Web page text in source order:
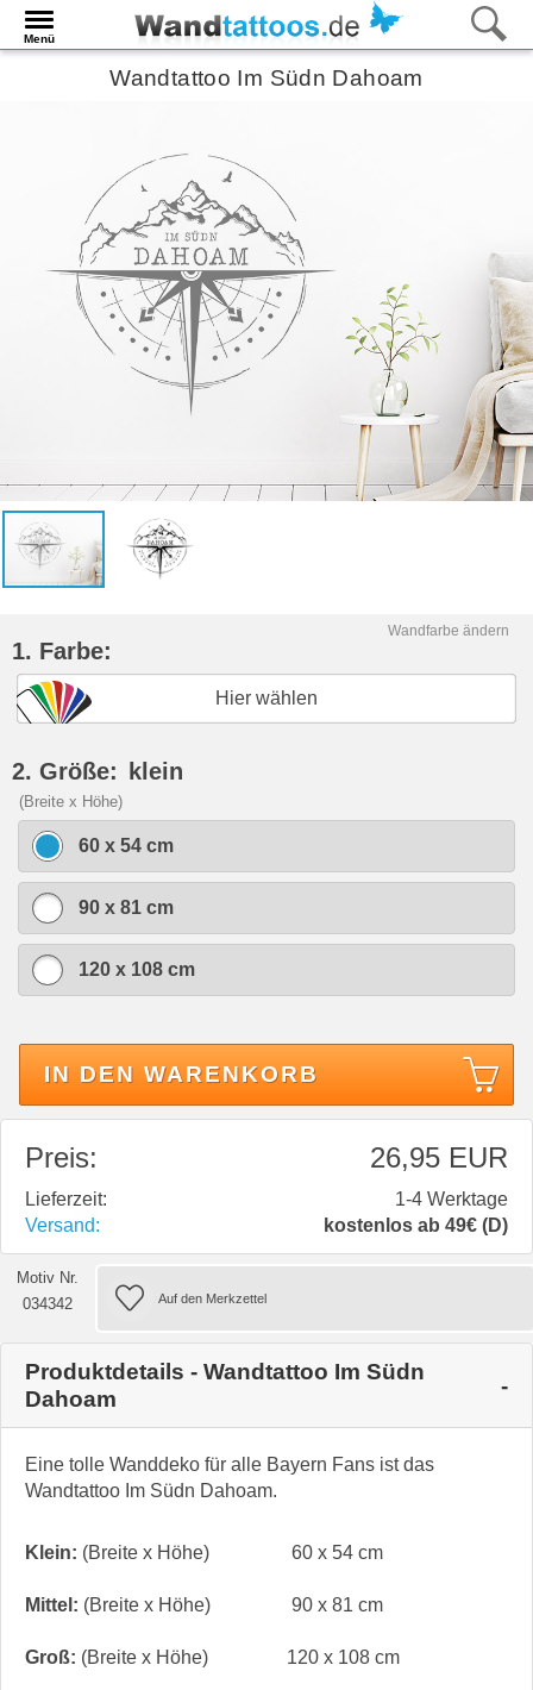
Menü
Wandtattoo Im Südn Dahoam
Wandfarbe ändern
1. Farbe:
Hier wählen
2. Größe: klein
(Breite x Höhe)
60 x 54 cm
90 x 81 cm
120 x 108 cm
IN DEN WARENKORB
Preis: 26,95 EUR
Lieferzeit:
1-4 Werktage
Versand:
kostenlos ab 49€ (D)
Motiv Nr.
034342
Produktdetails - Wandtattoo Im Südn
Dahoam
Eine tolle Wanddeko für alle Bayern Fans ist das
Wandtattoo Im Südn Dahoam.
Klein: (Breite x Höhe) 60 x 54 cm
Mittel: (Breite x Höhe) 90 x 81 cm
Groß: (Breite x Höhe) 120 x 108 cm